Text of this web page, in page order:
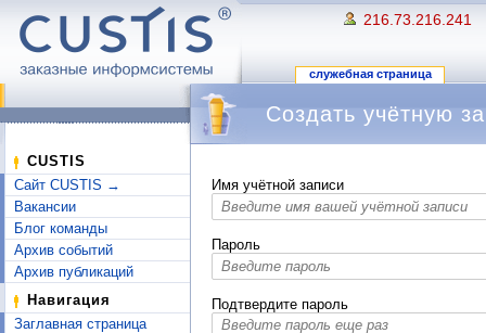
216.73.216.241
служебная страница
CUSTIS
Сайт CUSTIS →
Вакансии
Блог команды
Архив событий
Архив публикаций
Навигация
Заглавная страница
Создать учётную
Имя учётной записи
Пароль
Подтвердите пароль